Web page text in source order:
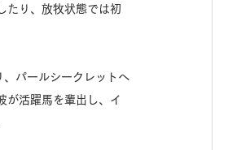
たり、放牧状態では初
パールシークレットへ
が活躍馬を輩出し、イ